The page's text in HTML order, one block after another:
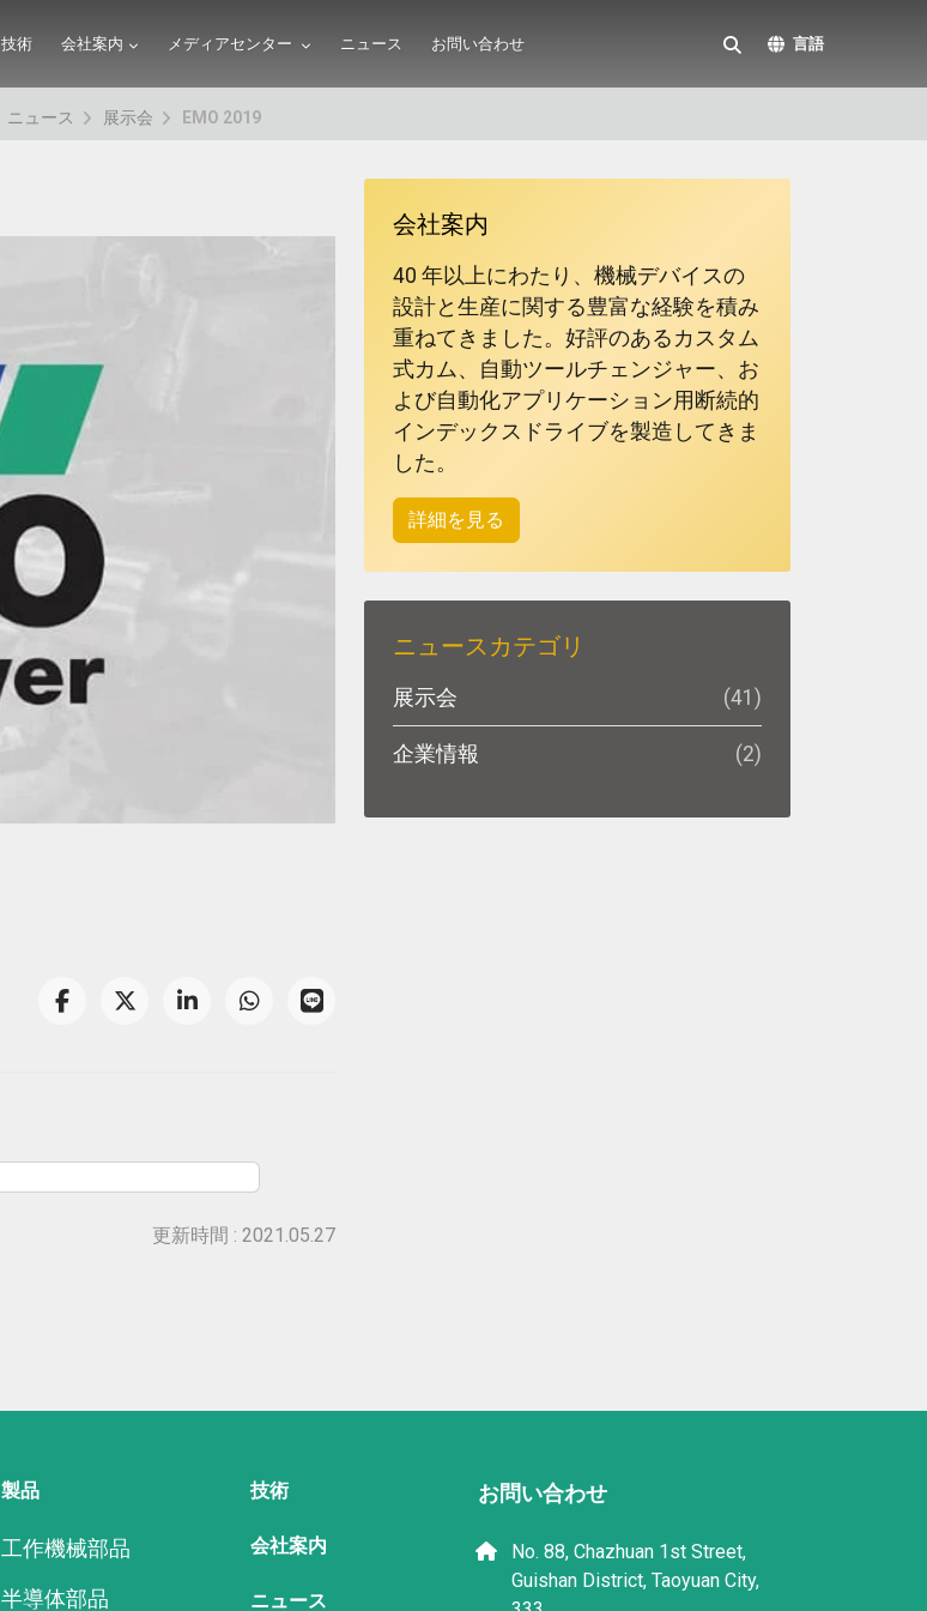
言語
技術 会社案内 メディアセンター ニュース お問い合わせ
ニュース 展示会 EMO 2019
更新時間 : 2021.05.27
会社案内
40 年以上にわたり、機械デバイスの
設計と生産に関する豊富な経験を積み
重ねてきました。好評のあるカスタム
式カム、自動ツールチェンジャー、お
よび自動化アプリケーション用断続的
インデックスドライブを製造してきま
した。
詳細を見る
ニュースカテゴリ
展示会 (41)
企業情報 (2)
製品
工作機械部品
半導体部品
技術
会社案内
ニュース
お問い合わせ
No. 88, Chazhuan 1st Street,
Guishan District, Taoyuan City,